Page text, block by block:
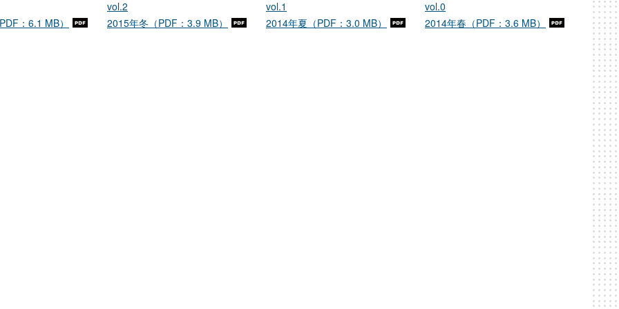
：6.1 MB）
vol.2
2015年冬（PDF：3.9 MB）
vol.1
2014年夏（PDF：3.0 MB）
vol.0
2014年春（PDF：3.6 MB）